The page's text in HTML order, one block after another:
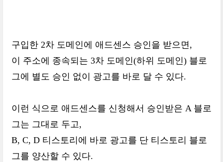
구입한 2차 도메인에 애드센스 승인을 받으면,
이 주소에 종속되는 3차 도메인(하위 도메인) 블로
그에 별도 승인 없이 광고를 바로 달 수 있다.
이런 식으로 애드센스를 신청해서 승인받은 A 블로
그는 그대로 두고,
B, C, D 티스토리에 바로 광고를 단 티스토리 블로
그를 양산할 수 있다.